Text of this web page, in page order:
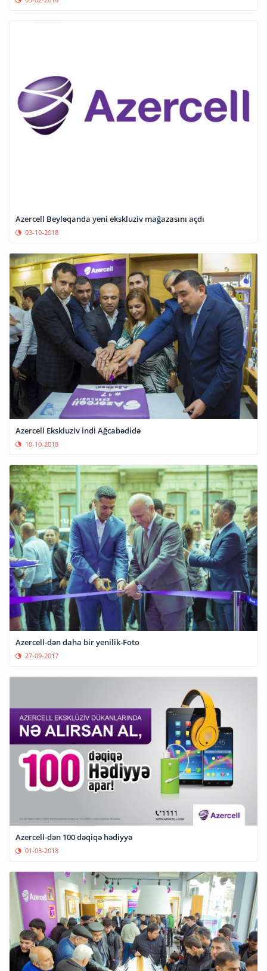
Azercell Beyləqanda yeni ekskluziv mağazasını açdı
03-10-2018
Azercell Ekskluziv indi Ağcabədidə
10-10-2018
Azercell-dən daha bir yenilik-Foto
27-09-2017
Azercell-dən 100 dəqiqə hədiyyə
01-03-2018